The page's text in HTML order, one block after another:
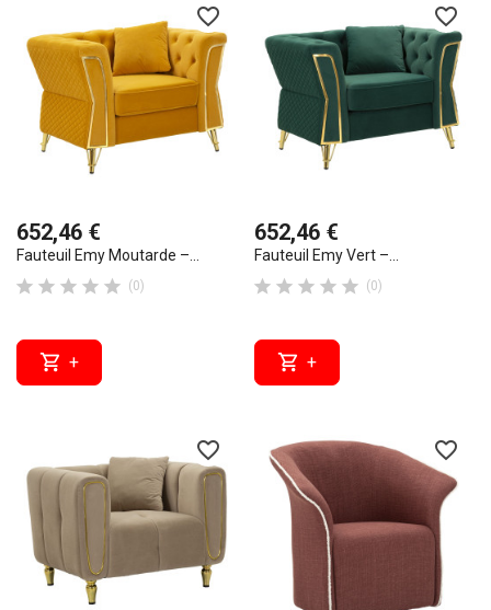
favorite_border
652,46 €
Fauteuil Emy Moutarde –...
     (0)
 +
favorite_border
652,46 €
Fauteuil Emy Vert –...
     (0)
 +
favorite_border favorite_border